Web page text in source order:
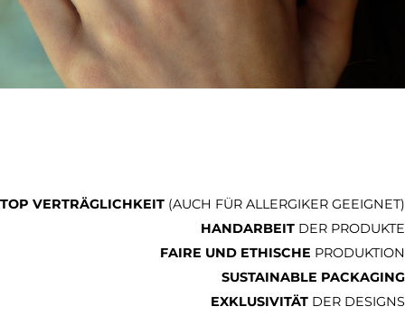
TOP VERTRÄGLICHKEIT (AUCH FÜR ALLERGIKER GEEIGNET)
HANDARBEIT DER PRODUKTE
FAIRE UND ETHISCHE PRODUKTION
SUSTAINABLE PACKAGING
EXKLUSIVITÄT DER DESIGNS